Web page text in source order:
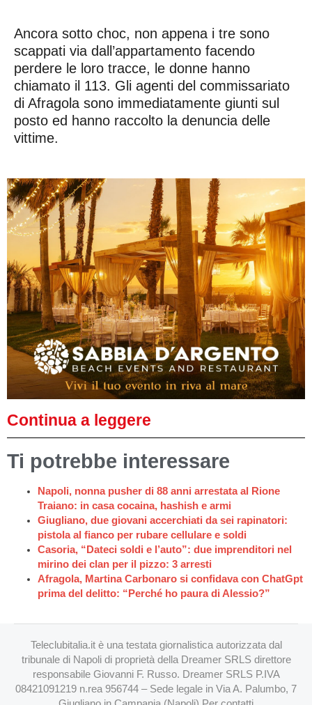
Ancora sotto choc, non appena i tre sono
scappati via dall’appartamento facendo
perdere le loro tracce, le donne hanno
chiamato il 113. Gli agenti del commissariato
di Afragola sono immediatamente giunti sul
posto ed hanno raccolto la denuncia delle
vittime.
Continua a leggere
Ti potrebbe interessare
Napoli, nonna pusher di 88 anni arrestata al Rione
Traiano: in casa cocaina, hashish e armi
Giugliano, due giovani accerchiati da sei rapinatori:
pistola al fianco per rubare cellulare e soldi
Casoria, “Dateci soldi e l’auto”: due imprenditori nel
mirino dei clan per il pizzo: 3 arresti
Afragola, Martina Carbonaro si confidava con ChatGpt
prima del delitto: “Perché ho paura di Alessio?”
Teleclubitalia.it è una testata giornalistica autorizzata dal
tribunale di Napoli di proprietà della Dreamer SRLS direttore
responsabile Giovanni F. Russo. Dreamer SRLS P.IVA
08421091219 n.rea 956744 – Sede legale in Via A. Palumbo, 7